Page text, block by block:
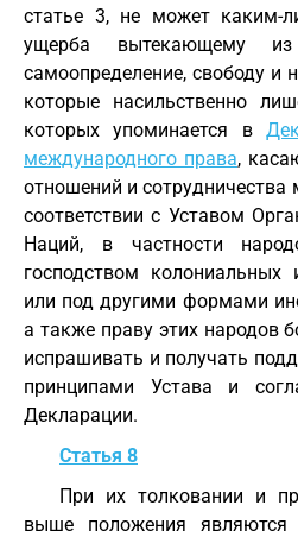
статье 3, не может каким-
ущерба вытекающему
самоопределение, свободу и
которые насильственно
которых упоминается в
международного права,
отношений и
соответствии с Уставом
Наций, в частности
господством колониальных
или под другими формами
а также праву этих народов
испрашивать и получать
принципами Устава и
Декларации.
Статья 8
При их толковании и
выше положения являются